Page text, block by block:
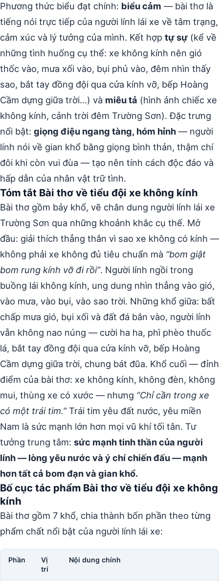
Phương thức biểu đạt chính: biểu cảm — bài thơ là
tiếng nói trực tiếp của người lính lái xe về tâm trạng,
cảm xúc và lý tưởng của mình. Kết hợp tự sự (kể về
những tình huống cụ thể: xe không kính nên gió
thốc vào, mưa xối vào, bụi phủ vào, đêm nhìn thấy
sao, bắt tay đồng đội qua cửa kính vỡ, bếp Hoàng
Cầm dựng giữa trời…) và miêu tả (hình ảnh chiếc xe
không kính, cảnh trời đêm Trường Sơn). Đặc trưng
nổi bật: giọng điệu ngang tàng, hóm hỉnh — người
lính nói về gian khổ bằng giọng bình thản, thậm chí
đôi khi còn vui đùa — tạo nên tính cách độc đáo và
hấp dẫn của nhân vật trữ tình.
Tóm tắt Bài thơ về tiểu đội xe không kính
Bài thơ gồm bảy khổ, vẽ chân dung người lính lái xe
Trường Sơn qua những khoảnh khắc cụ thể. Mở
đầu: giải thích thẳng thắn vì sao xe không có kính —
không phải xe không đủ tiêu chuẩn mà “bom giật
bom rung kính vỡ đi rồi”. Người lính ngồi trong
buồng lái không kính, ung dung nhìn thẳng vào gió,
vào mưa, vào bụi, vào sao trời. Những khổ giữa: bất
chấp mưa gió, bụi xối và đất đá bắn vào, người lính
vẫn không nao núng — cười ha ha, phì phèo thuốc
lá, bắt tay đồng đội qua cửa kính vỡ, bếp Hoàng
Cầm dựng giữa trời, chung bát đũa. Khổ cuối — đỉnh
điểm của bài thơ: xe không kính, không đèn, không
mui, thùng xe có xước — nhưng “Chỉ cần trong xe
có một trái tim.”Trái tim yêu đất nước, yêu miền
Nam là sức mạnh lớn hơn mọi vũ khí tối tân. Tư
tưởng trung tâm: sức mạnh tinh thần của người
lính — lòng yêu nước và ý chí chiến đấu — mạnh
hơn tất cả bom đạn và gian khổ.
Bố cục tác phẩm Bài thơ về tiểu đội xe không
kính
Bài thơ gồm 7 khổ, chia thành bốn phần theo từng
phẩm chất nổi bật của người lính lái xe:
Phần
Vị
trí
Nội dung chính